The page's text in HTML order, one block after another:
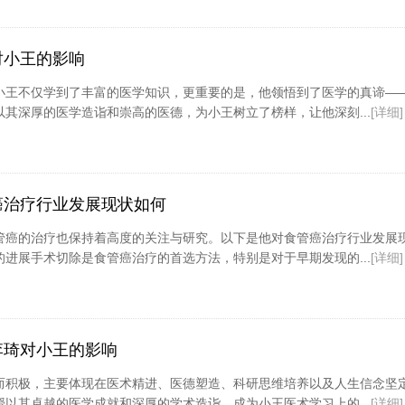
王的影响
王不仅学到了丰富的医学知识，更重要的是，他领悟到了医学的真谛
深厚的医学造诣和崇高的医德，为小王树立了榜样，让他深刻... [详细]
疗行业发展现状如何
的治疗也保持着高度的关注与研究。以下是他对食管癌治疗行业发展
展手术切除是食管癌治疗的首选方法，特别是对于早期发现的... [详细]
对小王的影响
极，主要体现在医术精进、医德塑造、科研思维培养以及人生信念坚